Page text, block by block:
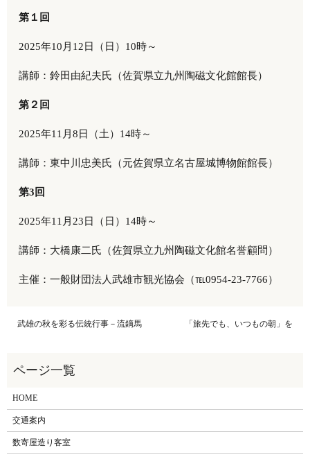
第１回
2025年10月12日（日）10時～
講師：鈴田由紀夫氏（佐賀県立九州陶磁文化館館長）
第２回
2025年11月8日（土）14時～
講師：東中川忠美氏（元佐賀県立名古屋城博物館館長）
第3回
2025年11月23日（日）14時～
講師：大橋康二氏（佐賀県立九州陶磁文化館名誉顧問）
主催：一般財団法人武雄市観光協会（℡0954-23-7766）
武雄の秋を彩る伝統行事－流鏑馬 「旅先でも、いつもの朝」を
HOME
交通案内
数寄屋造り客室